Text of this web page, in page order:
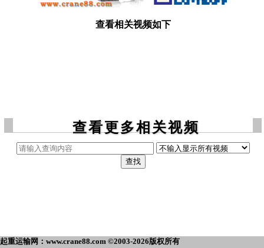
查看相关视频如下
查看更多相关视频
起重运输网：www.crane88.com ©2003-2026版权所有